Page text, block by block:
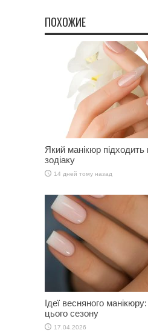
ПОХОЖИЕ
Який манікюр
зодіаку
14 дней тому назад
Ідеї весняного
цього сезону
17.04.2026